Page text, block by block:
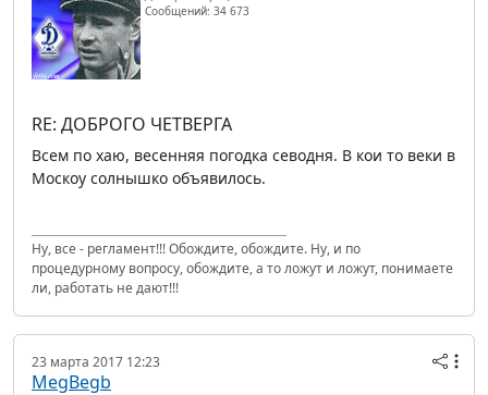
Сообщений: 34 673
RE: ДОБРОГО ЧЕТВЕРГА
Всем по хаю, весенняя погодка севодня. В кои то веки в
Москоу солнышко объявилось.
Ну, все - регламент!!! Обождите, обождите. Ну, и по
процедурному вопросу, обождите, а то ложут и ложут, понимаете
ли, работать не дают!!!
23 марта 2017 12:23
MegBegb